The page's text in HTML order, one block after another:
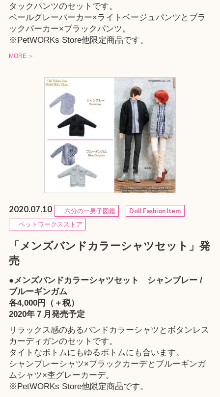
タックパンツのセットです。
ペールグレーパーカー×ライトベージュパンツとブラ
ックパーカー×ブラックパンツ。
※PetWORKs Store他限定商品です。
MORE ＞
2020.07.10 六分の一男子図鑑
Doll Fashion Item
ペットワークスストア
「メンズバンドカラーシャツセット」発
売
●メンズバンドカラーシャツセット シャンブレー /
ブルーギンガム
各4,000円（＋税）
2020年７月発売予定
リラックス感のあるバンドカラーシャツとボタンレス
カーディガンのセットです。
タイトなボトムにもゆるボトムにも合います。
シャンブレーシャツ×ブラックカーデとブルーギンガ
ムシャツ×杢グレーカーデ。
※PetWORKs Store他限定商品です。